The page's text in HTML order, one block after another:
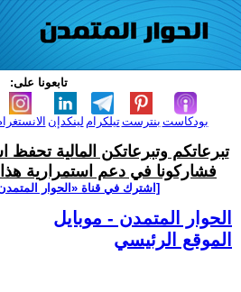
تابعونا على:
لينكدإن تيلكرامبنترست بودكاست
تبرعاتكم وتبرعاتكن المالية تحفظ
فشاركونا في دعم استمرارية هذا
[اشترك في قناة ‫«الحوار
الحوار المتمدن - موبايل
الموقع الرئيسي